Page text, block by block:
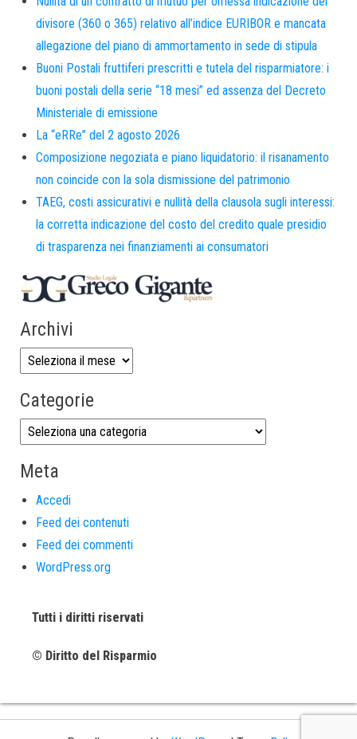
divisore (360 o 365) relativo all’indice EURIBOR e mancata
allegazione del piano di ammortamento in sede di stipula
Buoni Postali fruttiferi prescritti e tutela del risparmiatore: i
buoni postali della serie “18 mesi” ed assenza del Decreto
Ministeriale di emissione
La “eRRe” del 2 agosto 2026
Composizione negoziata e piano liquidatorio: il risanamento
non coincide con la sola dismissione del patrimonio
TAEG, costi assicurativi e nullità della clausola sugli interessi:
la corretta indicazione del costo del credito quale presidio
di trasparenza nei finanziamenti ai consumatori
Archivi
Categorie
Meta
Accedi
Feed dei contenuti
Feed dei commenti
WordPress.org
Tutti i diritti riservati
© Diritto del Risparmio